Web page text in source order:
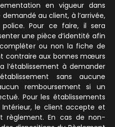
en vigueur dans
au client, à l’arrivée,
Pour ce faire, il sera
une pièce d’identité afin
ou non la fiche de
contraire aux bonnes mœurs
l’établissement à demander
sans aucune
remboursement si un
Pour les établissements
Intérieur, le client accepte et
règlement. En cas de non-